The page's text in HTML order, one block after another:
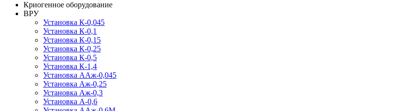
Криогенное оборудование
ВРУ
Установка К-0,045
Установка К-0,1
Установка К-0,15
Установка К-0,25
Установка К-0,5
Установка К-1,4
Установка ААж-0,045
Установка Аж-0,25
Установка Аж-0,3
Установка А-0,6